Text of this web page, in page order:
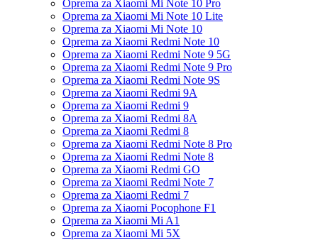
Oprema za Xiaomi Mi Note 10 Pro
Oprema za Xiaomi Mi Note 10 Lite
Oprema za Xiaomi Mi Note 10
Oprema za Xiaomi Redmi Note 10
Oprema za Xiaomi Redmi Note 9 5G
Oprema za Xiaomi Redmi Note 9 Pro
Oprema za Xiaomi Redmi Note 9S
Oprema za Xiaomi Redmi 9A
Oprema za Xiaomi Redmi 9
Oprema za Xiaomi Redmi 8A
Oprema za Xiaomi Redmi 8
Oprema za Xiaomi Redmi Note 8 Pro
Oprema za Xiaomi Redmi Note 8
Oprema za Xiaomi Redmi GO
Oprema za Xiaomi Redmi Note 7
Oprema za Xiaomi Redmi 7
Oprema za Xiaomi Pocophone F1
Oprema za Xiaomi Mi A1
Oprema za Xiaomi Mi 5X